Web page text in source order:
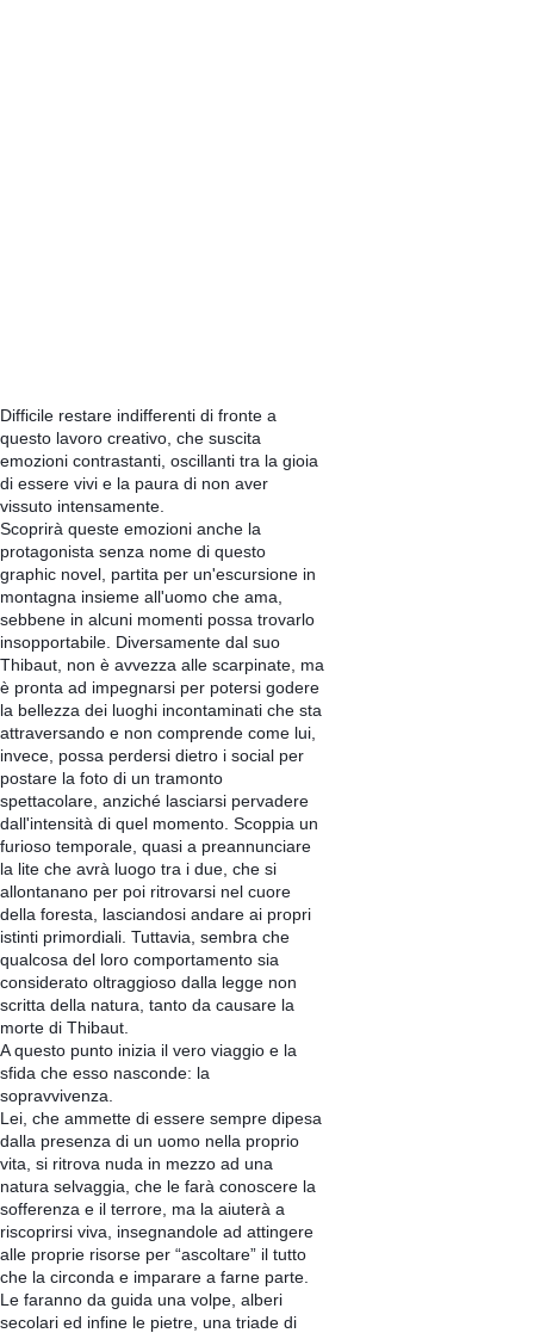
Difficile restare indifferenti di fronte a
questo lavoro creativo, che suscita
emozioni contrastanti, oscillanti tra la gioia
di essere vivi e la paura di non aver
vissuto intensamente.
Scoprirà queste emozioni anche la
protagonista senza nome di questo
graphic novel, partita per un'escursione in
montagna insieme all'uomo che ama,
sebbene in alcuni momenti possa trovarlo
insopportabile. Diversamente dal suo
Thibaut, non è avvezza alle scarpinate, ma
è pronta ad impegnarsi per potersi godere
la bellezza dei luoghi incontaminati che sta
attraversando e non comprende come lui,
invece, possa perdersi dietro i social per
postare la foto di un tramonto
spettacolare, anziché lasciarsi pervadere
dall'intensità di quel momento. Scoppia un
furioso temporale, quasi a preannunciare
la lite che avrà luogo tra i due, che si
allontanano per poi ritrovarsi nel cuore
della foresta, lasciandosi andare ai propri
istinti primordiali. Tuttavia, sembra che
qualcosa del loro comportamento sia
considerato oltraggioso dalla legge non
scritta della natura, tanto da causare la
morte di Thibaut.
A questo punto inizia il vero viaggio e la
sfida che esso nasconde: la
sopravvivenza.
Lei, che ammette di essere sempre dipesa
dalla presenza di un uomo nella proprio
vita, si ritrova nuda in mezzo ad una
natura selvaggia, che le farà conoscere la
sofferenza e il terrore, ma la aiuterà a
riscoprirsi viva, insegnandole ad attingere
alle proprie risorse per “ascoltare” il tutto
che la circonda e imparare a farne parte.
Le faranno da guida una volpe, alberi
secolari ed infine le pietre, una triade di